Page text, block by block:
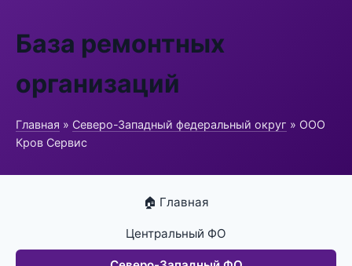
База ремонтных
организаций
Главная » Северо-Западный федеральный округ » ООО
Кров Сервис
🏠 Главная
Центральный ФО